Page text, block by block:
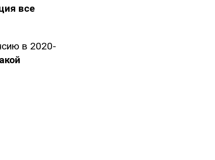
все
в 2020-